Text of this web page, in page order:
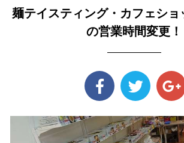
麺テイスティング・カフェショ
の営業時間変更！